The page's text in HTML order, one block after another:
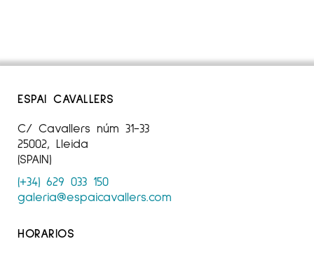
ESPAI CAVALLERS
C/ Cavallers núm 31-33
25002, Lleida
(SPAIN)
(+34) 629 033 150
galeria@espaicavallers.com
HORARIOS